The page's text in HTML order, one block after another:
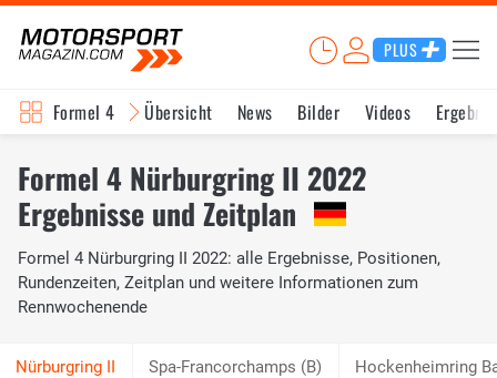
PLUS
Formel 4 Übersicht News Bilder Videos
Formel 4 Nürburgring II 2022
Ergebnisse und Zeitplan
Formel 4 Nürburgring II 2022: alle Ergebnisse, Positionen,
Rundenzeiten, Zeitplan und weitere Informationen zum
Rennwochenende
Spa-Francorchamps (B) Hockenheimring